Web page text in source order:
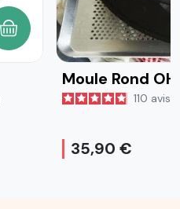
AJOUTER AU PANIER
Moule Rond
110 avis
35,90 €